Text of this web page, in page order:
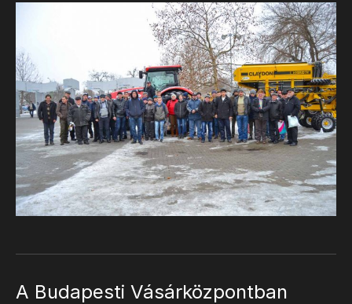
A Budapesti Vásárközpontban